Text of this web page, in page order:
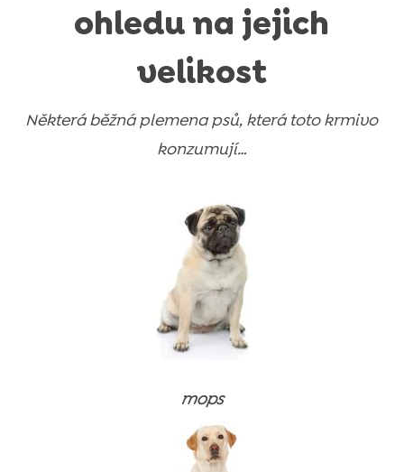
ohledu na jejich
velikost
Některá běžná plemena psů, která toto krmivo
konzumují…
mops